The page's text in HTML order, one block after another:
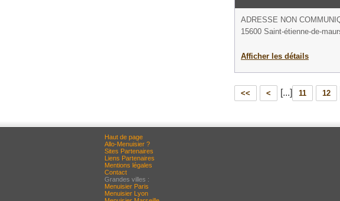
ADRESSE NON
15600 Saint-étienne-de-
Afficher les détails
<< < [...] 11 12
Haut de page
Allo-Menuisier ?
Sites Partenaires
Liens Partenaires
Mentions légales
Contact
Grandes villes :
Menuisier Paris
Menuisier Lyon